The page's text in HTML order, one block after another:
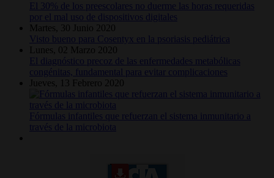
El 30% de los preescolares no duerme las horas requeridas
por el mal uso de dispositivos digitales
Martes, 30 Junio 2020
Visto bueno para Cosentyx en la psoriasis pediátrica
Lunes, 02 Marzo 2020
El diagnóstico precoz de las enfermedades metabólicas
congénitas, fundamental para evitar complicaciones
Jueves, 13 Febrero 2020
Fórmulas infantiles que refuerzan el sistema inmunitario a
través de la microbiota